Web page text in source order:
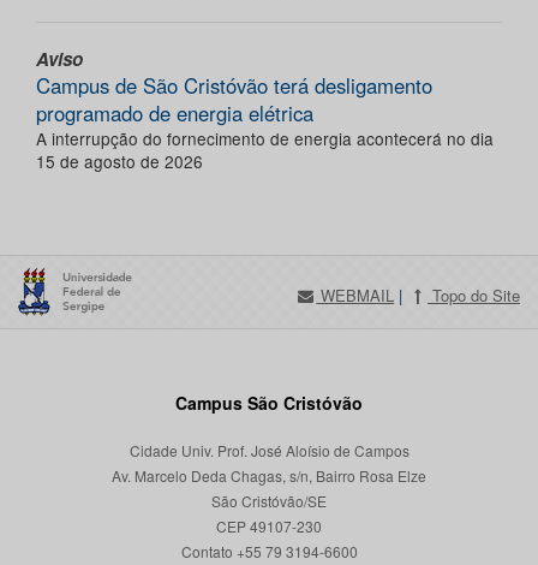
Aviso
Campus de São Cristóvão terá desligamento
programado de energia elétrica
A interrupção do fornecimento de energia acontecerá no dia
15 de agosto de 2026
WEBMAIL | Topo do Site
Campus São Cristóvão
Cidade Univ. Prof. José Aloísio de Campos
Av. Marcelo Deda Chagas, s/n, Bairro Rosa Elze
São Cristóvão/SE
CEP 49107-230